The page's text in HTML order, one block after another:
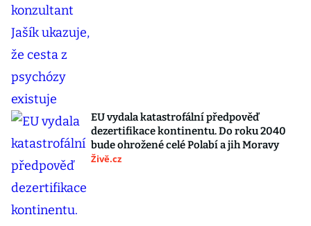
EU vydala katastrofální předpověď
dezertifikace kontinentu. Do roku 2040
bude ohrožené celé Polabí a jih Moravy
Živě.cz